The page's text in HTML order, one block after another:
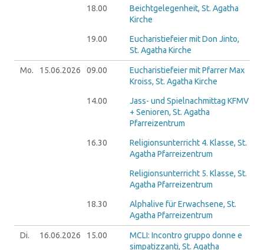
18.00
Beichtgelegenheit, St. Agatha
Kirche
19.00
Eucharistiefeier mit Don Jinto,
St. Agatha Kirche
Mo. 15.06.2026 09.00
Eucharistiefeier mit Pfarrer Max
Kroiss, St. Agatha Kirche
14.00
Jass- und Spielnachmittag KFMV
+ Senioren, St. Agatha
Pfarreizentrum
16.30
Religionsunterricht 4. Klasse, St.
Agatha Pfarreizentrum
Religionsunterricht 5. Klasse, St.
Agatha Pfarreizentrum
18.30
Alphalive für Erwachsene, St.
Agatha Pfarreizentrum
Di. 16.06.2026 15.00
MCLI: Incontro gruppo donne e
simpatizzanti, St. Agatha